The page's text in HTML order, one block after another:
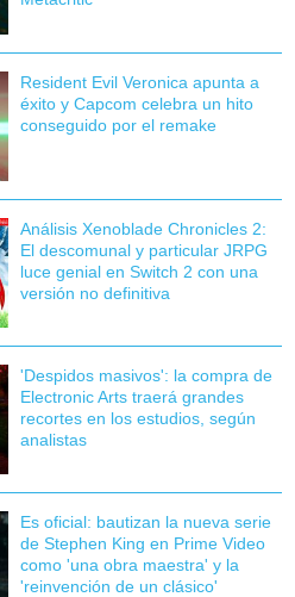
Resident Evil Veronica apunta a
éxito y Capcom celebra un hito
conseguido por el remake
Análisis Xenoblade Chronicles 2:
El descomunal y particular JRPG
luce genial en Switch 2 con una
versión no definitiva
'Despidos masivos': la compra de
Electronic Arts traerá grandes
recortes en los estudios, según
analistas
Es oficial: bautizan la nueva serie
de Stephen King en Prime Video
como 'una obra maestra' y la
'reinvención de un clásico'